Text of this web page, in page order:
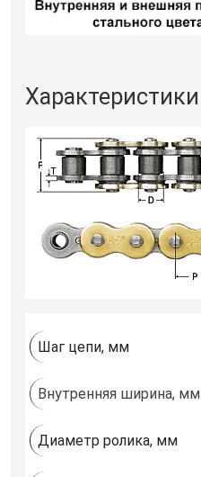
Шаг цепи, мм
Внутренняя ширина, мм
Диаметр ролика, мм